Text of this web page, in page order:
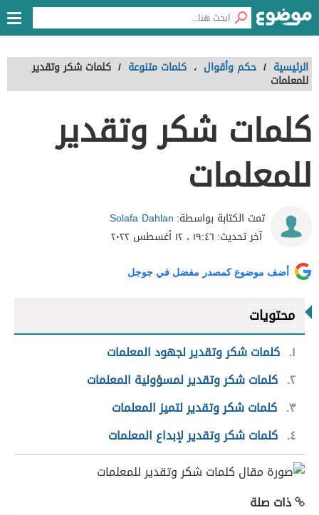
الرئيسية / حكم وأقوال ، كلمات متنوعة / كلمات شكر وتقدير
للمعلمات
كلمات شكر وتقدير
للمعلمات
تمت الكتابة بواسطة: Solafa Dahlan
آخر تحديث: ١٩:٤٦ ، ١٢ أغسطس ٢٠٢٢
أضف موضوع كمصدر مفضل في جوجل
محتويات
١ كلمات شكر وتقدير لجهود المعلمات
٢ كلمات شكر وتقدير لمسؤولية المعلمات
٣ كلمات شكر وتقدير لتميز المعلمات
٤ كلمات شكر وتقدير لإبداع المعلمات
ذات صلة